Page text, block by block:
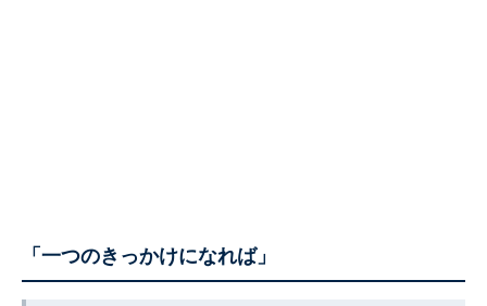
「一つのきっかけになれば」